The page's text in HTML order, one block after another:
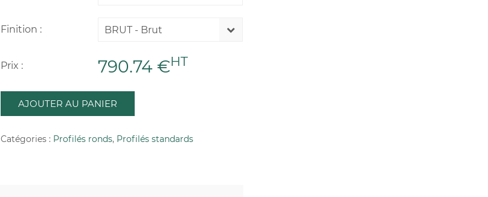
Finition : BRUT - Brut
Prix : 790.74 €HT
AJOUTER AU PANIER
Catégories : Profilés ronds, Profilés standards